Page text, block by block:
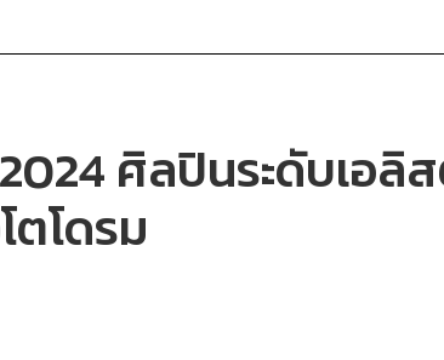
2024 ศิลปินระดับเอ
ตโดรม